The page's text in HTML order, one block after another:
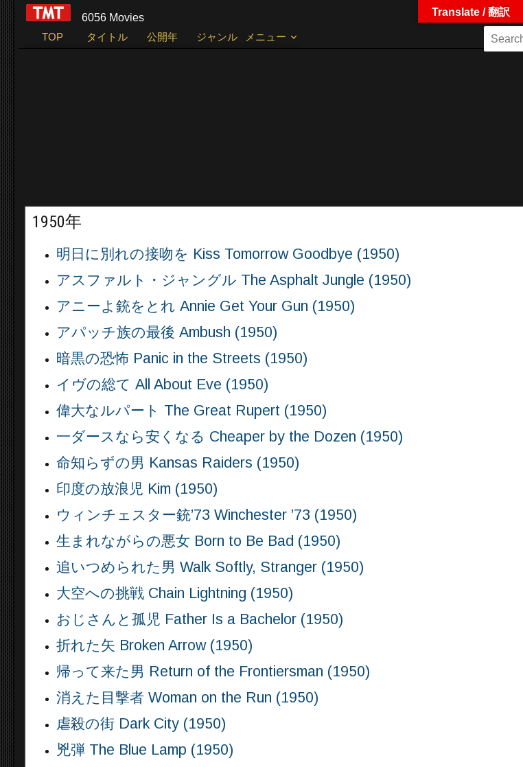
6056 Movies
TOP
タイトル 公開年 ジャンル メニュー
1950年
明日に別れの接吻を Kiss Tomorrow Goodbye (1950)
アスファルト・ジャングル The Asphalt Jungle (1950)
アニーよ銃をとれ Annie Get Your Gun (1950)
アパッチ族の最後 Ambush (1950)
暗黒の恐怖 Panic in the Streets (1950)
イヴの総て All About Eve (1950)
偉大なルパート The Great Rupert (1950)
一ダースなら安くなる Cheaper by the Dozen (1950)
命知らずの男 Kansas Raiders (1950)
印度の放浪児 Kim (1950)
ウィンチェスター銃’73 Winchester ’73 (1950)
生まれながらの悪女 Born to Be Bad (1950)
追いつめられた男 Walk Softly, Stranger (1950)
大空への挑戦 Chain Lightning (1950)
おじさんと孤児 Father Is a Bachelor (1950)
折れた矢 Broken Arrow (1950)
帰って来た男 Return of the Frontiersman (1950)
消えた目撃者 Woman on the Run (1950)
虐殺の街 Dark City (1950)
兇弾 The Blue Lamp (1950)
Translate / 翻訳